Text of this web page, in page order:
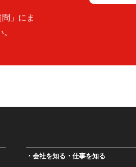
」にま
会社を知る・仕事を知る